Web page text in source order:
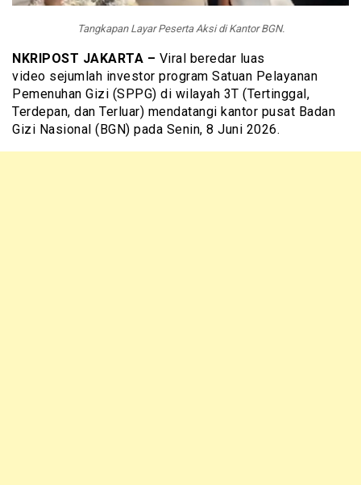
Tangkapan Layar Peserta Aksi di Kantor BGN.
NKRIPOST JAKARTA – Viral beredar luas
video sejumlah investor program Satuan Pelayanan
Pemenuhan Gizi (SPPG) di wilayah 3T (Tertinggal,
Terdepan, dan Terluar) mendatangi kantor pusat Badan
Gizi Nasional (BGN) pada Senin, 8 Juni 2026.